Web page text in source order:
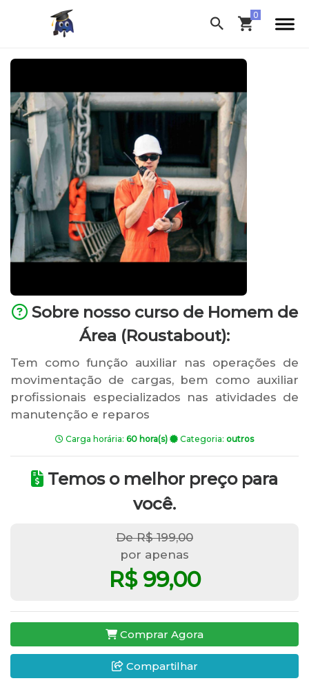
Sobre nosso curso de Homem de
Área (Roustabout):
Tem como função auxiliar nas operações de
movimentação de cargas, bem como auxiliar
profissionais especializados nas atividades de
manutenção e reparos
Carga horária: 60 hora(s) Categoria: outros
Temos o melhor preço para
você.
De R$ 199,00
por apenas
R$ 99,00
Comprar Agora
Compartilhar